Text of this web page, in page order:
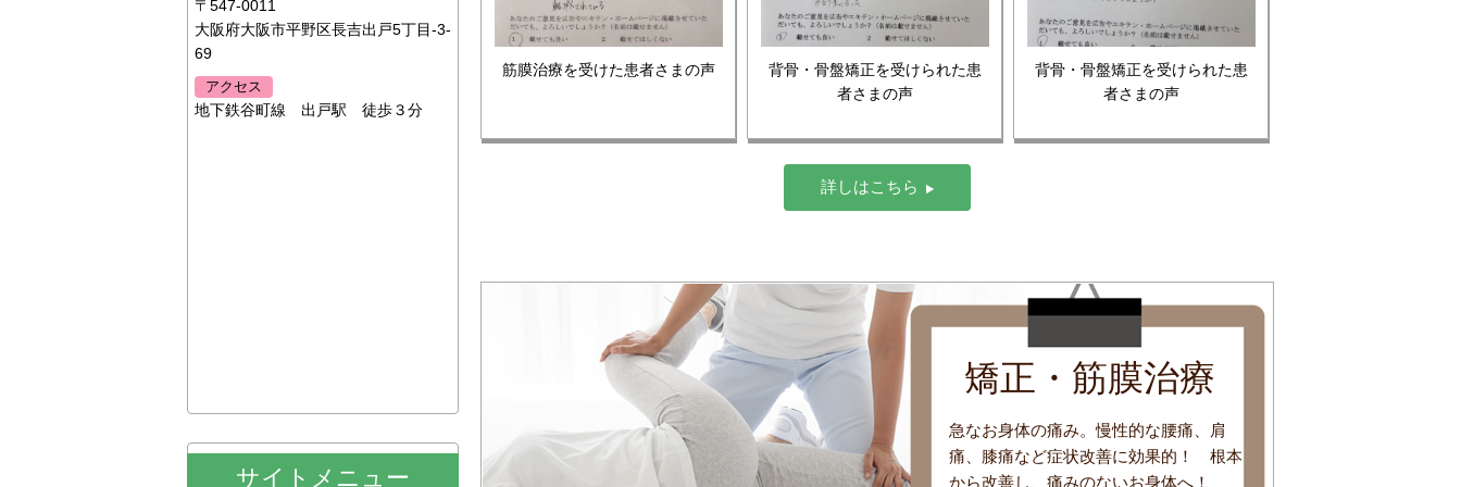
筋膜治療を受けた患者さまの声
背骨・骨盤矯正を受けられた患
者さまの声
背骨・骨盤矯正を受けられた患
者さまの声
詳しはこちら
矯正・筋膜治療
急なお身体の痛み。慢性的な腰痛、肩
痛、膝痛など症状改善に効果的！ 根本
から改善し、痛みのないお身体へ！
〒547-0011
大阪府大阪市平野区長吉出戸5丁目-3-
69
アクセス
地下鉄谷町線 出戸駅 徒歩３分
サイトメニュー